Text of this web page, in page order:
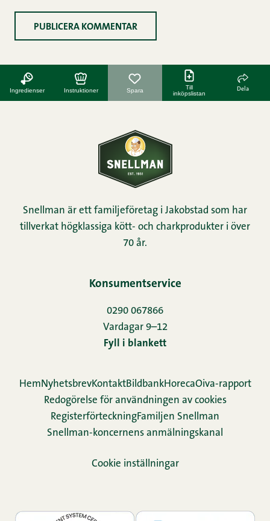
Ingredienser Instruktioner Spara
Till
inköpslistan
Dela
Snellman är ett familjeföretag i Jakobstad som har
tillverkat högklassiga kött- och charkprodukter i över
70 år.
Konsumentservice
0290 067866
Vardagar 9–12
Fyll i blankett
HemNyhetsbrevKontaktBildbankHorecaOiva-rapport
Redogörelse för användningen av cookies
Re­gis­ter­för­teck­ningFamiljen Snellman
Snellman-koncernens anmälningskanal
Cookie inställningar